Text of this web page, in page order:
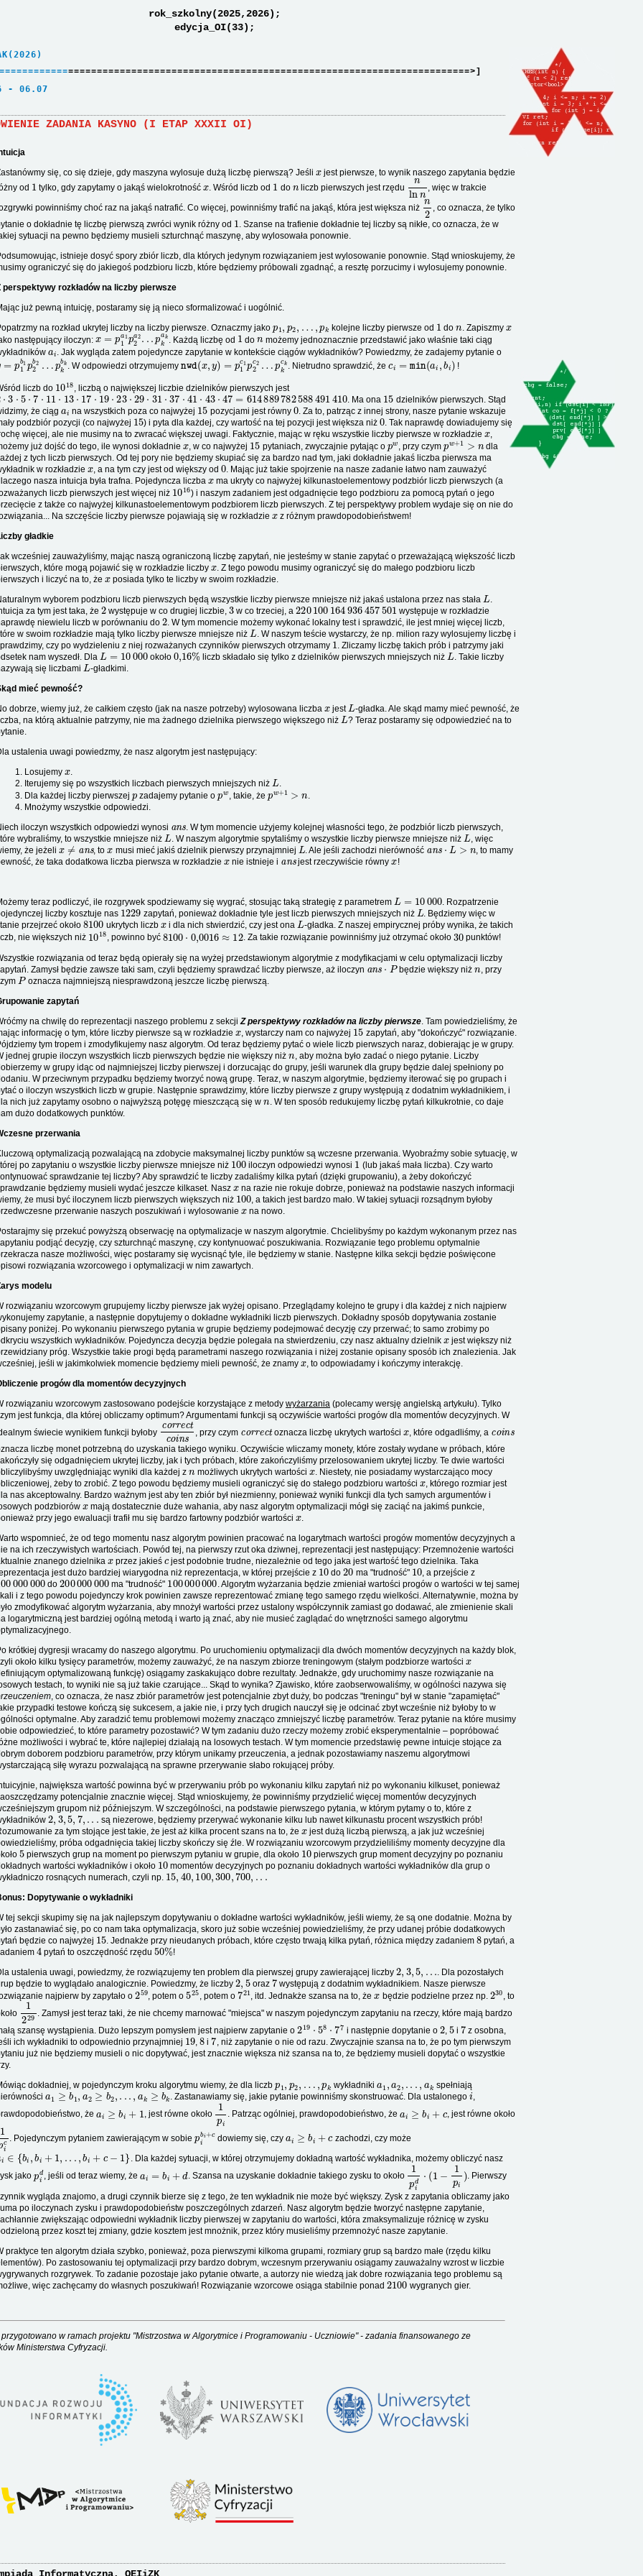
rok_szkolny(2025,2026);
edycja_OI(33);
==================================================================================>]
- 06.07
ZADANIA KASYNO (I ETAP XXXII OI)
się, co się dzieje, gdy maszyna wylosuje dużą liczbę pierwszą? Jeśli
jest pierwsze, to wynik naszego zapytania będzie
od 1 tylko, gdy zapytamy o jakąś wielokrotność . Wśród liczb od 1 do liczb pierwszych jest rzędu ln , więc w trakcie
powinniśmy choć raz na jakąś natrafić. Co więcej, powinniśmy trafić na jakąś, która jest większa niż n2 , co oznacza, że tylko
o dokładnie tę liczbę pierwszą zwróci wynik różny od 1 . Szanse na trafienie dokładnie tej liczby są nikłe, co oznacza, że w
sytuacji na pewno będziemy musieli szturchnąć maszynę, aby wylosowała ponownie.
istnieje dosyć spory zbiór liczb, dla których jedynym rozwiązaniem jest wylosowanie ponownie. Stąd wnioskujemy, że
ograniczyć się do jakiegoś podzbioru liczb, które będziemy próbowali zgadnąć, a resztę porzucimy i wylosujemy ponownie.
perspektywy rozkładów na liczby pierwsze
już pewną intuicję, postaramy się ją nieco sformalizować i uogólnić.
na rozkład ukrytej liczby na liczby pierwsze. Oznaczmy jako
kolejne liczby pierwsze od 1 do . Zapiszmy
następujący iloczyn: x=p1a1p2a2...pk ak
. Każdą liczbę od 1donmożemy jednoznacznie przedstawić jako właśnie taki ciąg
ai. Jak wygląda zatem pojedyncze zapytanie w kontekście ciągów wykładników? Powiedzmy, że zadajemy pytanie o
= b1 p2 …
k . W odpowiedzi otrzymujemy nwd( ) c1 p2
ck . Nietrudno sprawdzić, że min( i, !
liczb do 1018, liczbą o największej liczbie dzielników pierwszych jest
⋅3⋅5⋅7⋅11 ⋅13⋅17⋅19⋅23⋅29⋅31⋅37⋅41⋅43⋅47 =614889782588491410 . Ma ona 15 dzielników pierwszych. Stąd
że ciąg
ai na wszystkich poza co najwyżej 15pozycjami jest równy0. Za to, patrząc z innej strony, nasze pytanie wskazuje
podzbiór pozycji (co najwyżej 15) i pyta dla każdej, czy wartość na tej pozycji jest większa niż0. Tak naprawdę dowiadujemy się
więcej, ale nie musimy na to zwracać większej uwagi. Faktycznie, mając w ręku wszystkie liczby pierwsze w rozkładzie x ,
już dojść do tego, ile wynosi dokładnie x, w co najwyżej 15pytaniach, zwyczajnie pytając opw, przy czym pw+1>n dla
z tych liczb pierwszych. Od tej pory nie będziemy skupiać się za bardzo nad tym, jaki dokładnie jakaś liczba pierwsza ma
w rozkładzie x, a na tym czy jest od większy od0. Mając już takie spojrzenie na nasze zadanie łatwo nam zauważyć
nasza intuicja była trafna. Pojedyncza liczba x ma ukryty co najwyżej kilkunastoelementowy podzbiór liczb pierwszych (a
liczb pierwszych jest więcej niż 1016) i naszym zadaniem jest odgadnięcie tego podzbioru za pomocą pytań o jego
z także co najwyżej kilkunastoelementowym podzbiorem liczb pierwszych. Z tej perspektywy problem wydaje się on nie do
Na szczęście liczby pierwsze pojawiają się w rozkładzie x z różnym prawdopodobieństwem!
gładkie
wcześniej zauważyliśmy, mając naszą ograniczoną liczbę zapytań, nie jesteśmy w stanie zapytać o przeważającą większość liczb
które mogą pojawić się w rozkładzie liczby x. Z tego powodu musimy ograniczyć się do małego podzbioru liczb
i liczyć na to, że x posiada tylko te liczby w swoim rozkładzie.
wyborem podzbioru liczb pierwszych będą wszystkie liczby pierwsze mniejsze niż jakaś ustalona przez nas stała L.
za tym jest taka, że 2występuje w co drugiej liczbie,3w co trzeciej, a220100164936457501występuje w rozkładzie
niewielu liczb w porównaniu do 2. W tym momencie możemy wykonać lokalny test i sprawdzić, ile jest mniej więcej liczb,
w swoim rozkładzie mają tylko liczby pierwsze mniejsze niż L. W naszym teście wystarczy, że np. milion razy wylosujemy liczbę i
czy po wydzieleniu z niej rozważanych czynników pierwszych otrzymamy 1. Zliczamy liczbę takich prób i patrzymy jaki
nam wyszedł. Dla L=10000 około 0,16% liczb składało się tylko z dzielników pierwszych mniejszych niżL. Takie liczby
się liczbami L-gładkimi.
mieć pewność?
dobrze, wiemy już, że całkiem często (jak na nasze potrzeby) wylosowana liczba
jestL-gładka. Ale skąd mamy mieć pewność, że
na którą aktualnie patrzymy, nie ma żadnego dzielnika pierwszego większego niż L? Teraz postaramy się odpowiedzieć na to
ustalenia uwagi powiedzmy, że nasz algorytm jest następujący:
Losujemy
.
Iterujemy się po wszystkich liczbach pierwszych mniejszych niż L.
Dla każdej liczby pierwszej pzadajemy pytanie opw, takie, że pw+1>
.
Mnożymy wszystkie odpowiedzi.
iloczyn wszystkich odpowiedzi wynosi
. W tym momencie użyjemy kolejnej własności tego, że podzbiór liczb pierwszych,
wybraliśmy, to wszystkie mniejsze niż L. W naszym algorytmie spytaliśmy o wszystkie liczby pierwsze mniejsze niżL, więc
że jeżeli x ≠ans , tox musi mieć jakiś dzielnik pierwszy przynajmniej L. Ale jeśli zachodzi nierówność ans⋅L>n
, to mamy
że taka dodatkowa liczba pierwsza w rozkładzie x nie istnieje i ansjest rzeczywiście równyx!
teraz podliczyć, ile rozgrywek spodziewamy się wygrać, stosując taką strategię z parametrem L 10000
. Rozpatrzenie
liczby kosztuje nas 1229zapytań, ponieważ dokładnie tyle jest liczb pierwszych mniejszych niżL. Będziemy więc w
przejrzeć około 8100ukrytych liczbxi dla nich stwierdzić, czy jest ona L-gładka. Z naszej empirycznej próby wynika, że takich
nie większych niż 1018, powinno być 8100 0, 0016 12 . Za takie rozwiązanie powinniśmy już otrzymać około 30 punktów!
rozwiązania od teraz będą opierały się na wyżej przedstawionym algorytmie z modyfikacjami w celu optymalizacji liczby
Zamysł będzie zawsze taki sam, czyli będziemy sprawdzać liczby pierwsze, aż iloczyn ans⋅P będzie większy niżn, przy
Poznacza najmniejszą niesprawdzoną jeszcze liczbę pierwszą.
zapytań
na chwilę do reprezentacji naszego problemu z sekcji Z perspektywy rozkładów na liczby pierwsze . Tam powiedzieliśmy, że
informację o tym, które liczby pierwsze są w rozkładzie x , wystarczy nam co najwyżej 15zapytań, aby "dokończyć" rozwiązanie.
tym tropem i zmodyfikujemy nasz algorytm. Od teraz będziemy pytać o wiele liczb pierwszych naraz, dobierając je w grupy.
jednej grupie iloczyn wszystkich liczb pierwszych będzie nie większy niż n, aby można było zadać o niego pytanie. Liczby
w grupy idąc od najmniejszej liczby pierwszej i dorzucając do grupy, jeśli warunek dla grupy będzie dalej spełniony po
W przeciwnym przypadku będziemy tworzyć nową grupę. Teraz, w naszym algorytmie, będziemy iterować się po grupach i
o iloczyn wszystkich liczb w grupie. Następnie sprawdzimy, które liczby pierwsze z grupy występują z dodatnim wykładnikiem, i
nich już zapytamy osobno o najwyższą potęgę mieszczącą się w n. W ten sposób redukujemy liczbę pytań kilkukrotnie, co daje
dużo dodatkowych punktów.
przerwania
optymalizacją pozwalającą na zdobycie maksymalnej liczby punktów są wczesne przerwania. Wyobraźmy sobie sytuację, w
po zapytaniu o wszystkie liczby pierwsze mniejsze niż 100iloczyn odpowiedzi wynosi 1(lub jakaś mała liczba). Czy warto
sprawdzanie tej liczby? Aby sprawdzić te liczby zadaliśmy kilka pytań (dzięki grupowaniu), a żeby dokończyć
będziemy musieli wydać jeszcze kilkaset. Nasz x na razie nie rokuje dobrze, ponieważ na podstawie naszych informacji
że musi być iloczynem liczb pierwszych większych niż 100 , a takich jest bardzo mało. W takiej sytuacji rozsądnym byłoby
przerwanie naszych poszukiwań i wylosowanie x na nowo.
się przekuć powyższą obserwację na optymalizacje w naszym algorytmie. Chcielibyśmy po każdym wykonanym przez nas
podjąć decyzję, czy szturchnąć maszynę, czy kontynuować poszukiwania. Rozwiązanie tego problemu optymalnie
nasze możliwości, więc postaramy się wycisnąć tyle, ile będziemy w stanie. Następne kilka sekcji będzie poświęcone
rozwiązania wzorcowego i optymalizacji w nim zawartych.
modelu
rozwiązaniu wzorcowym grupujemy liczby pierwsze jak wyżej opisano. Przeglądamy kolejno te grupy i dla każdej z nich najpierw
zapytanie, a następnie dopytujemy o dokładne wykładniki liczb pierwszych. Dokładny sposób dopytywania zostanie
poniżej. Po wykonaniu pierwszego pytania w grupie będziemy podejmować decyzję czy przerwać; to samo zrobimy po
wszystkich wykładników. Pojedyncza decyzja będzie polegała na stwierdzeniu, czy nasz aktualny dzielnik x jest większy niż
próg. Wszystkie takie progi będą parametrami naszego rozwiązania i niżej zostanie opisany sposób ich znalezienia. Jak
jeśli w jakimkolwiek momencie będziemy mieli pewność, że znamy x , to odpowiadamy i kończymy interakcję.
progów dla momentów decyzyjnych
rozwiązaniu wzorcowym zastosowano podejście korzystające z metody wyżarzania (polecamy wersję angielską artykułu). Tylko
jest funkcja, dla której obliczamy optimum? Argumentami funkcji są oczywiście wartości progów dla momentów decyzyjnych. W
świecie wynikiem funkcji byłoby correctcoins, przy czym correctoznacza liczbę ukrytych wartości , które odgadliśmy, a coins
liczbę monet potrzebną do uzyskania takiego wyniku. Oczywiście wliczamy monety, które zostały wydane w próbach, które
się odgadnięciem ukrytej liczby, jak i tych próbach, które zakończyliśmy przelosowaniem ukrytej liczby. Te dwie wartości
uwzględniając wyniki dla każdej z nmożliwych ukrytych wartości x. Niestety, nie posiadamy wystarczająco mocy
żeby to zrobić. Z tego powodu będziemy musieli ograniczyć się do stałego podzbioru wartości x , którego rozmiar jest
nas akceptowalny. Bardzo ważnym jest aby ten zbiór był niezmienny, ponieważ wyniki funkcji dla tych samych argumentów i
podzbiorów x mają dostatecznie duże wahania, aby nasz algorytm optymalizacji mógł się zaciąć na jakimś punkcie,
przy jego ewaluacji trafił mu się bardzo fartowny podzbiór wartości x.
wspomnieć, że od tego momentu nasz algorytm powinien pracować na logarytmach wartości progów momentów decyzyjnych a
na ich rzeczywistych wartościach. Powód tej, na pierwszy rzut oka dziwnej, reprezentacji jest następujący: Przemnożenie wartości
znanego dzielnika x przez jakieścjest podobnie trudne, niezależnie od tego jaka jest wartość tego dzielnika. Taka
jest dużo bardziej wiarygodna niż reprezentacja, w której przejście z 10do20ma "trudność"10, a przejście z
000000do200000000ma "trudność" 100000000. Algorytm wyżarzania będzie zmieniał wartości progów o wartości w tej samej
i z tego powodu pojedynczy krok powinien zawsze reprezentować zmianę tego samego rzędu wielkości. Alternatywnie, można by
zmodyfikować algorytm wyżarzania, aby mnożył wartości przez ustalony współczynnik zamiast go dodawać, ale zmienienie skali
logarytmiczną jest bardziej ogólną metodą i warto ją znać, aby nie musieć zaglądać do wnętrzności samego algorytmu
krótkiej dygresji wracamy do naszego algorytmu. Po uruchomieniu optymalizacji dla dwóch momentów decyzyjnych na każdy blok,
około kilku tysięcy parametrów, możemy zauważyć, że na naszym zbiorze treningowym (stałym podzbiorze wartości x
optymalizowaną funkcję) osiągamy zaskakująco dobre rezultaty. Jednakże, gdy uruchomimy nasze rozwiązanie na
testach, to wyniki nie są już takie czarujące... Skąd to wynika? Zjawisko, które zaobserwowaliśmy, w ogólności nazywa się
, co oznacza, że nasz zbiór parametrów jest potencjalnie zbyt duży, bo podczas "treningu" był w stanie "zapamiętać"
przypadki testowe kończą się sukcesem, a jakie nie, i przy tych drugich nauczył się je odcinać zbyt wcześnie niż byłoby to w
optymalne. Aby zaradzić temu problemowi możemy znacząco zmniejszyć liczbę parametrów. Teraz pytanie na które musimy
odpowiedzieć, to które parametry pozostawić? W tym zadaniu dużo rzeczy możemy zrobić eksperymentalnie – popróbować
możliwości i wybrać te, które najlepiej działają na losowych testach. W tym momencie przedstawię pewne intuicje stojące za
doborem podzbioru parametrów, przy którym unikamy przeuczenia, a jednak pozostawiamy naszemu algorytmowi
siłę wyrazu pozwalającą na sprawne przerywanie słabo rokującej próby.
największa wartość powinna być w przerywaniu prób po wykonaniu kilku zapytań niż po wykonaniu kilkuset, ponieważ
potencjalnie znacznie więcej. Stąd wnioskujemy, że powinniśmy przydzielić więcej momentów decyzyjnych
grupom niż późniejszym. W szczególności, na podstawie pierwszego pytania, w którym pytamy o to, które z
2,3,5,7,...
są niezerowe, będziemy przerywać wykonanie kilku lub nawet kilkunastu procent wszystkich prób!
za tym stojące jest takie, że jest aż kilka procent szans na to, że x jest dużą liczbą pierwszą, a jak już wcześniej
próba odgadnięcia takiej liczby skończy się źle. W rozwiązaniu wzorcowym przydzieliliśmy momenty decyzyjne dla
5pierwszych grup na moment po pierwszym pytaniu w grupie, dla około 10pierwszych grup moment decyzyjny po poznaniu
wartości wykładników i około 10momentów decyzyjnych po poznaniu dokładnych wartości wykładników dla grup o
rosnących numerach, czyli np. 15,40,100, 300,700,...
Dopytywanie o wykładniki
tej sekcji skupimy się na jak najlepszym dopytywaniu o dokładne wartości wykładników, jeśli wiemy, że są one dodatnie. Można by
zastanawiać się, po co nam taka optymalizacja, skoro już sobie wcześniej powiedzieliśmy, że przy udanej próbie dodatkowych
będzie co najwyżej 15. Jednakże przy nieudanych próbach, które często trwają kilka pytań, różnica między zadaniem8pytań, a
4pytań to oszczędność rzędu50%!
ustalenia uwagi, powiedzmy, że rozwiązujemy ten problem dla pierwszej grupy zawierającej liczby 2 3 5,
. Dla pozostałych
będzie to wyglądało analogicznie. Powiedzmy, że liczby 2,5oraz 7występują z dodatnim wykładnikiem. Nasze pierwsze
najpierw by zapytało o 259, potem o525, potem o 721, itd. Jednakże szansa na to, żex będzie podzielne przez np. 230 , to
2 29. Zamysł jest teraz taki, że nie chcemy marnować "miejsca" w naszym pojedynczym zapytaniu na rzeczy, które mają bardzo
szansę wystąpienia. Dużo lepszym pomysłem jest najpierw zapytanie o 219 58 77 i następnie dopytanie o 2,5 i 7 z osobna,
ich wykładniki to odpowiednio przynajmniej 19,8i 7, niż zapytanie o nie od razu. Zwyczajnie szansa na to, że po tym pierwszym
już nie będziemy musieli o nic dopytywać, jest znacznie większa niż szansa na to, że będziemy musieli dopytać o wszystkie
dokładniej, w pojedynczym kroku algorytmu wiemy, że dla liczb
wykładniki
spełniają
a1≥b1,a2≥b2,...,ak≥bk . Zastanawiamy się, jakie pytanie powinniśmy skonstruować. Dla ustalonegoi,
że
≥b + , jest równe około 1p . Patrząc ogólniej, prawdopodobieństwo, że ≥b + , jest równe około
1p . Pojedynczym pytaniem zawierającym w sobie pibi+ c
dowiemy się, czy ≥b + zachodzi, czy może
∈ bi, + , ., −1
. Dla każdej sytuacji, w której otrzymujemy dokładną wartość wykładnika, możemy obliczyć nasz
jako
id, jeśli od teraz wiemy, że + . Szansa na uzyskanie dokładnie takiego zysku to około 1p (1 pi) . Pierwszy
wygląda znajomo, a drugi czynnik bierze się z tego, że ten wykładnik nie może być większy. Zysk z zapytania obliczamy jako
po iloczynach zysku i prawdopodobieństw poszczególnych zdarzeń. Nasz algorytm będzie tworzyć następne zapytanie,
zwiększając odpowiedni wykładnik liczby pierwszej w zapytaniu do wartości, która zmaksymalizuje różnicę w zysku
przez koszt tej zmiany, gdzie kosztem jest mnożnik, przez który musieliśmy przemnożyć nasze zapytanie.
praktyce ten algorytm działa szybko, ponieważ, poza pierwszymi kilkoma grupami, rozmiary grup są bardzo małe (rzędu kilku
Po zastosowaniu tej optymalizacji przy bardzo dobrym, wczesnym przerywaniu osiągamy zauważalny wzrost w liczbie
rozgrywek. To zadanie pozostaje jako pytanie otwarte, a autorzy nie wiedzą jak dobre rozwiązania tego problemu są
więc zachęcamy do własnych poszukiwań! Rozwiązanie wzorcowe osiąga stabilnie ponad 2100wygranych gier.
przygotowano w ramach projektu "Mistrzostwa w Algorytmice i Programowaniu - Uczniowie" - zadania finansowanego ze
Ministerstwa Cyfryzacji.